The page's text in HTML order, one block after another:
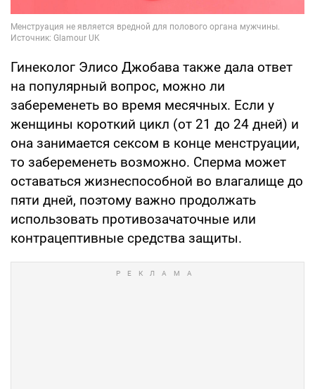
Гинеколог Элисо Джобава также дала ответ
на популярный вопрос, можно ли
забеременеть во время месячных. Если у
женщины короткий цикл (от 21 до 24 дней) и
она занимается сексом в конце менструации,
то забеременеть возможно. Сперма может
оставаться жизнеспособной во влагалище до
пяти дней, поэтому важно продолжать
использовать противозачаточные или
контрацептивные средства защиты.